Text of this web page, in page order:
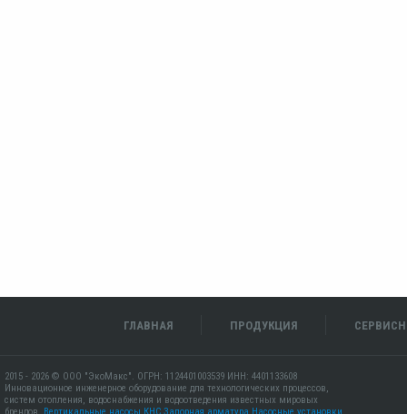
ГЛАВНАЯ ПРОДУКЦИЯ
2015 - 2026 © ООО "ЭкоМакс". ОГРН: 1124401003539 ИНН: 4401133608
Инновационное инженерное оборудование для технологических процессов,
систем отопления, водоснабжения и водоотведения известных мировых